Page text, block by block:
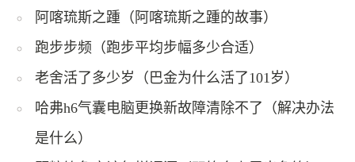
阿喀琉斯之踵（阿喀琉斯之踵的故事）
跑步步频（跑步平均步幅多少合适）
老舍活了多少岁（巴金为什么活了101岁）
哈弗h6气囊电脑更换新故障清除不了（解决办法
是什么）